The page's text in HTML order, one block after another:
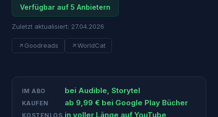
Verfügbar auf 5 Anbietern
Zuletzt aktualisiert: 27.04.2026
Goodreads WorldCat
IM ABO bei Audible, Storytel
KAUFEN ab 9,99 € bei Google Play Bücher
KOSTENLOS in voller Länge auf YouTube